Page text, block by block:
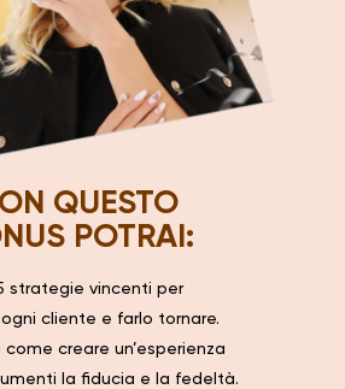
QUESTO
POTRAI:
strategie vincenti per
cliente e farlo tornare.
creare un’esperienza
la fiducia e la fedeltà.